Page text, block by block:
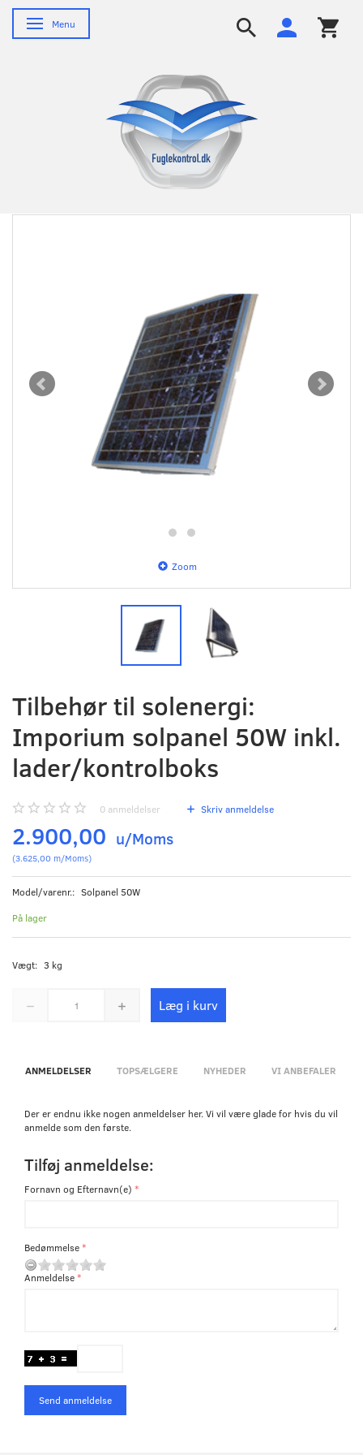
Skifte navigation
Menu
Zoom
Tilbehør til solenergi:
Imporium solpanel 50W inkl.
lader/kontrolboks
0 anmeldelser Skriv anmeldelse
2.900,00 u/Moms
(3.625,00 m/Moms)
Model/varenr.: Solpanel 50W
På lager
Vægt: 3 kg
Læg i kurv
ANMELDELSER TOPSÆLGERE NYHEDER VI ANBEFALER
Der er endnu ikke nogen anmeldelser her. Vi vil være glade for hvis du vil
anmelde som den første.
Tilføj anmeldelse:
Fornavn og Efternavn(e)
Bedømmelse
Anmeldelse
Send anmeldelse